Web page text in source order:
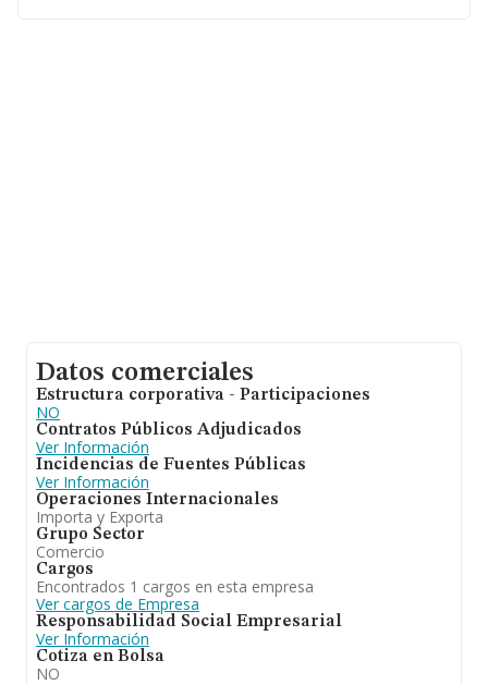
Datos comerciales
Estructura corporativa - Participaciones
NO
Contratos Públicos Adjudicados
Ver Información
Incidencias de Fuentes Públicas
Ver Información
Operaciones Internacionales
Importa y Exporta
Grupo Sector
Comercio
Cargos
Encontrados 1 cargos en esta empresa
Ver cargos de Empresa
Responsabilidad Social Empresarial
Ver Información
Cotiza en Bolsa
NO